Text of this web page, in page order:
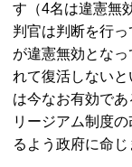
す（4名は違憲無
判官は判断を行
が違憲無効とな
れて復活しない
は今なお有効で
リージアム制度
るよう政府に命じ